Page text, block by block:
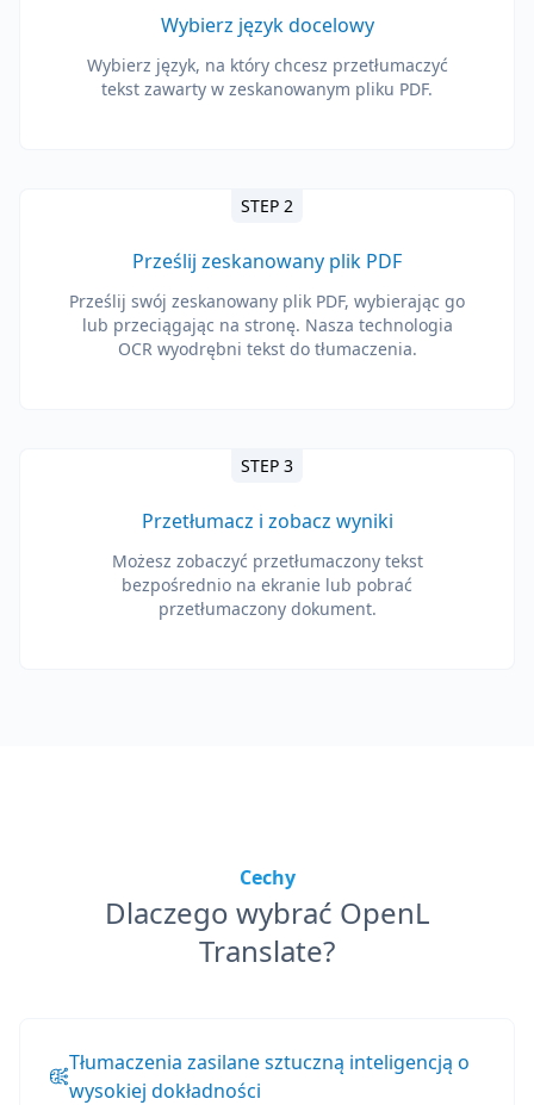
Wybierz język docelowy
Wybierz język, na który chcesz przetłumaczyć
tekst zawarty w zeskanowanym pliku PDF.
STEP 2
Prześlij zeskanowany plik PDF
Prześlij swój zeskanowany plik PDF, wybierając go
lub przeciągając na stronę. Nasza technologia
OCR wyodrębni tekst do tłumaczenia.
STEP 3
Przetłumacz i zobacz wyniki
Możesz zobaczyć przetłumaczony tekst
bezpośrednio na ekranie lub pobrać
przetłumaczony dokument.
Cechy
Dlaczego wybrać OpenL
Translate?
Tłumaczenia zasilane sztuczną inteligencją o
wysokiej dokładności